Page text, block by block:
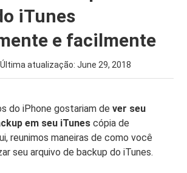
iTunes
e facilmente
Última atualização:June 29, 2018
do iPhone gostariam dever seu
em seu iTunes cópia de
reunimos maneiras de como você
seu arquivo de backup do iTunes.